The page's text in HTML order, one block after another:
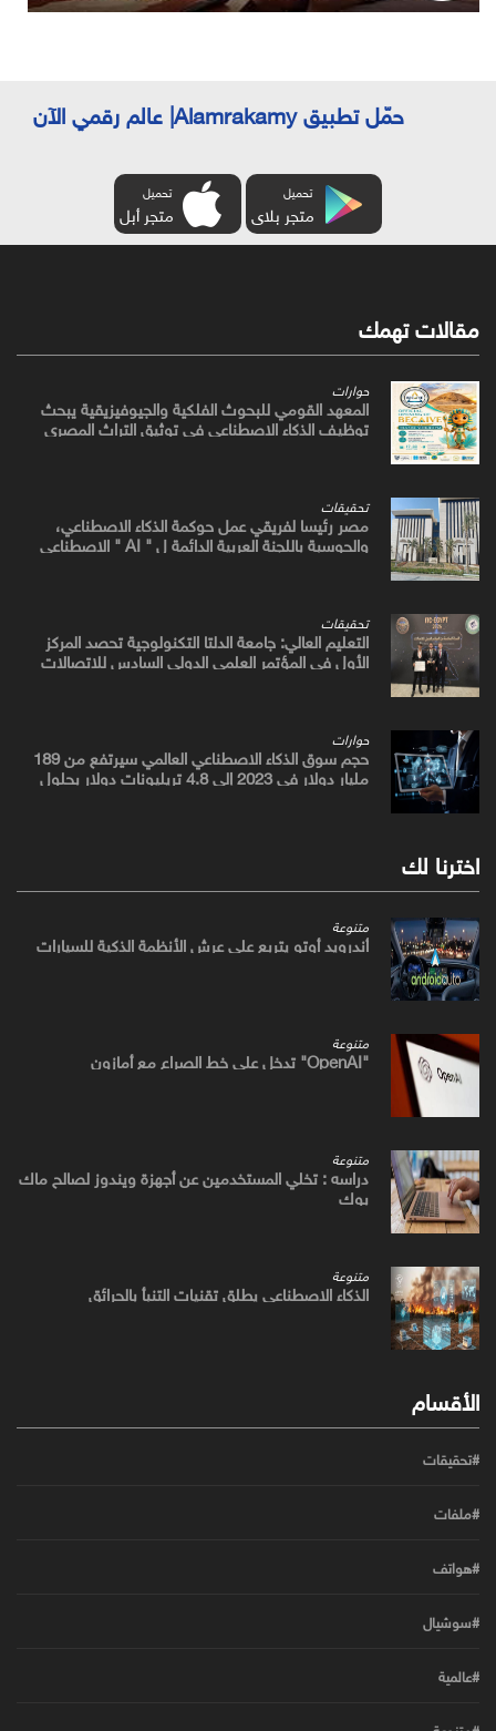
حمّل تطبيق Alamrakamy| عالم رقمي الآن
تحميل
متجر بلاى
تحميل
متجر أبل
مقالات تهمك
حوارات
المعهد القومي للبحوث الفلكية والجيوفيزيقية يبحث
توظيف الذكاء الاصطناعي في توثيق التراث المصري
تحقيقات
مصر رئيسا لفريقي عمل حوكمة الذكاء الاصطناعي،
والحوسبة باللجنة العربية الدائمة ل " AI " الاصطناعي
تحقيقات
التعليم العالي: جامعة الدلتا التكنولوجية تحصد المركز
الأول في المؤتمر العلمي الدولي السادس للاتصالات
حوارات
حجم سوق الذكاء الاصطناعي العالمي سيرتفع من 189
مليار دولار في 2023 إلى 4.8 تريليونات دولار بحلول
اخترنا لك
متنوعة
أندرويد أوتو يتربع علي عرش الأنظمة الذكية للسيارات
متنوعة
"OpenAI" تدخل علي خط الصراع مع أمازون
متنوعة
دراسه : تخلي المستخدمين عن أجهزة ويندوز لصالح ماك
بوك
متنوعة
الذكاء الاصطناعي يطلق تقنيات التنبأ بالحرائق
الأقسام
#تحقيقات
#ملفات
#هواتف
#سوشيال
#عالمية